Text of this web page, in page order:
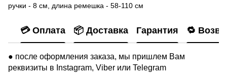
ручки - 8 см, длина ремешка - 58-110 см
💳 Оплата 📦 Доставка Гарантия 🔁
● после оформления заказа, мы пришлем Вам
реквизиты в Instagram, Viber или Telegram